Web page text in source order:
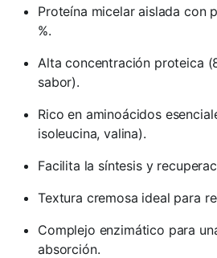
Proteína micelar aislada con
%.
Alta concentración proteica
sabor).
Rico en aminoácidos
isoleucina, valina).
Facilita la síntesis y
Textura cremosa ideal para
Complejo enzimático para
absorción.